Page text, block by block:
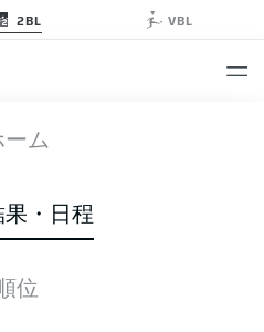
2BL VBL
ーム
・日程
位
FCE
ンバー